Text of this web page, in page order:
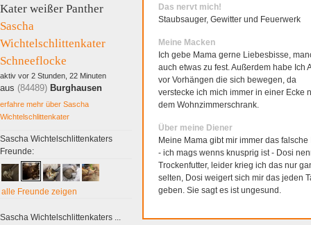
Kater weißer Panther
Sascha
Wichtelschlittenkater
Schneeflocke
aktiv vor 2 Stunden, 22 Minuten
aus (84489) Burghausen
erfahre mehr über Sascha
Wichtelschlittenkater
Sascha Wichtelschlittenkaters
Freunde:
alle Freunde zeigen
Sascha Wichtelschlittenkaters ...
Das nervt mich!
Staubsauger, Gewitter und Feuerwerk
Meine Macken
Ich gebe Mama gerne Liebesbisse,
auch etwas zu fest. Außerdem habe Ich
vor Vorhängen die sich bewegen, da
verstecke ich mich immer in einer Ecke
dem Wohnzimmerschrank.
Über meine Diener
Meine Mama gibt mir immer das falsche
- ich mags wenns knusprig ist - Dosi
Trockenfutter, leider krieg ich das nur
selten, Dosi weigert sich mir das jeden
geben. Sie sagt es ist ungesund.